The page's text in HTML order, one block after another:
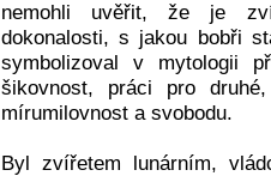
nemohli uvěřit, že je
dokonalosti, s jakou bobři
symbolizoval v mytologii
šikovnost, práci pro
mírumilovnost a svobodu.
Byl zvířetem lunárním,